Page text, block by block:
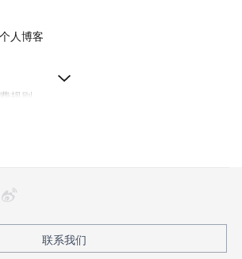
人博客
规则
引
联系我们